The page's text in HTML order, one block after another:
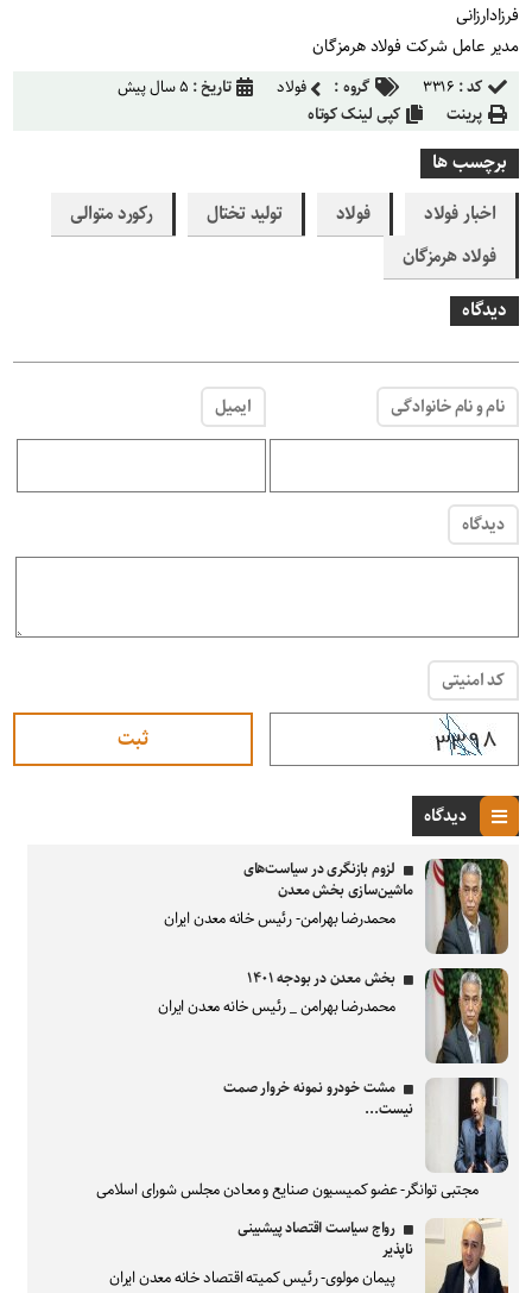
فرزادارزانی
مدیر عامل شرکت فولاد هرمزگان
کد : ۳۳۱۶ گروه : فولاد تاریخ : ۵ سال پیش
پرینت
کپی لینک کوتاه
برچسب ها
اخبار فولاد
فولاد تولید تختال
رکورد متوالی
فولاد هرمزگان
دیدگاه
نام و نام خانوادگی ایمیل
دیدگاه
کد امنیتی
دیدگاه
لزوم بازنگری در سیاست‌های
ماشین‌سازی بخش معدن
محمدرضا بهرامن- رئیس خانه معدن ایران
بخش معدن در بودجه ۱۴۰۱
محمدرضا بهرامن _ رئیس خانه معدن ایران
مشت خودرو نمونه خروار صمت
نیست...
مجتبی توانگر- عضو کمیسیون صنایع و معادن مجلس شورای اسلامی
رواج سیاست اقتصاد پیشبینی
ناپذیر
پیمان مولوی- رئیس کمیته اقتصاد خانه معدن ایران